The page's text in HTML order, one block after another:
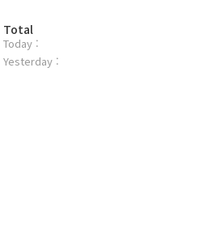
방
문
자
Total
Today :
Yesterday :